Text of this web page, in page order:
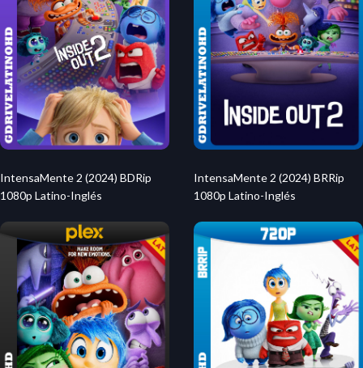
IntensaMente 2 (2024) BDRip
1080p Latino-Inglés
IntensaMente 2 (2024) BRRip
1080p Latino-Inglés